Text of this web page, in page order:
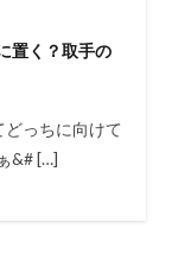
置く？取手の
っちに向けて
&# […]